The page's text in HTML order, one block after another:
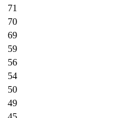
71
70
69
59
56
54
50
49